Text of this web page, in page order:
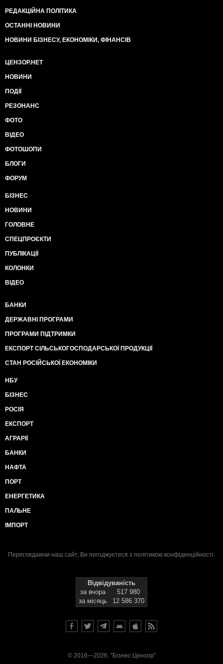
РЕДАКЦІЙНА ПОЛІТИКА
ОСТАННІ НОВИНИ
НОВИНИ БІЗНЕСУ, ЕКОНОМІКИ, ФІНАНСІВ
ЦЕНЗОР.НЕТ
НОВИНИ
ПОДІЇ
РЕЗОНАНС
ФОТО
ВІДЕО
ФОТОШОПИ
БЛОГИ
ФОРУМ
БІЗНЕС
НОВИНИ
ГОЛОВНЕ
СПЕЦПРОЄКТИ
ПУБЛІКАЦІЇ
КОЛОНКИ
ВІДЕО
БАНКИ
ДЕРЖАВНІ ПРОГРАМИ
ПРОГРАМИ ПІДТРИМКИ
ЕКСПОРТ СІЛЬСЬКОГОСПОДАРСЬКОЇ ПРОДУКЦІЇ
СТАН РОСІЙСЬКОЇ ЕКОНОМІКИ
НБУ
БІЗНЕС
РОСІЯ
ЕКСПОРТ
АГРАРІЇ
БАНКИ
НАФТА
ПОРТ
ЕНЕРГЕТИКА
ПАЛЬНЕ
ІМПОРТ
Переглядаючи наш сайт, Ви погоджуєтеся з політикою конфіденційності.
Відвідуваність
за вчора
517 980
за місяць
12 586 370
© 2016—2026, "Бізнес Цензор"